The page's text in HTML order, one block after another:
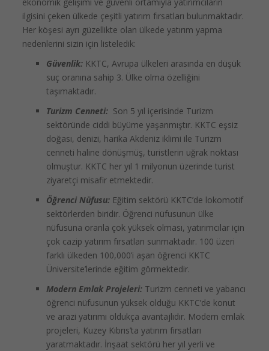
ilgisini çeken ülkede çeşitli yatırım fırsatları bulunmaktadır.
Her köşesi ayrı güzellikte olan ülkede yatırım yapma
nedenlerini sizin için listeledik:
Güvenlik: KKTC, Avrupa ülkeleri arasında en düşük
suç oranına sahip 3. Ülke olma özelliğini
taşımaktadır.
Turizm Cenneti: Son 5 yıl içerisinde Turizm
sektöründe ciddi büyüme yaşanmıştır. KKTC eşsiz
doğası, denizi, harika Akdeniz iklimi ile Turizm
cenneti haline dönüşmüş, turistlerin uğrak noktası
olmuştur. KKTC her yıl 1 milyonun üzerinde turist
ziyaretçi misafir etmektedir.
Öğrenci Nüfusu: Eğitim sektörü KKTC’de lokomotif
sektörlerden biridir. Öğrenci nüfusunun ülke
nüfusuna oranla çok yüksek olması, yatırımcılar için
çok cazip yatırım fırsatları sunmaktadır. 100 üzeri
farklı ülkeden 100,000’i aşan öğrenci KKTC
Üniversite’lerinde eğitim görmektedir.
Modern Emlak Projeleri: Turizm cenneti ve yabancı
öğrenci nüfusunun yüksek olduğu KKTC’de konut
ve arazi yatırımı oldukça avantajlıdır. Modern emlak
projeleri, Kuzey Kıbrıs’ta yatırım fırsatları
yaratmaktadır. İnşaat sektörü her yıl yerli ve